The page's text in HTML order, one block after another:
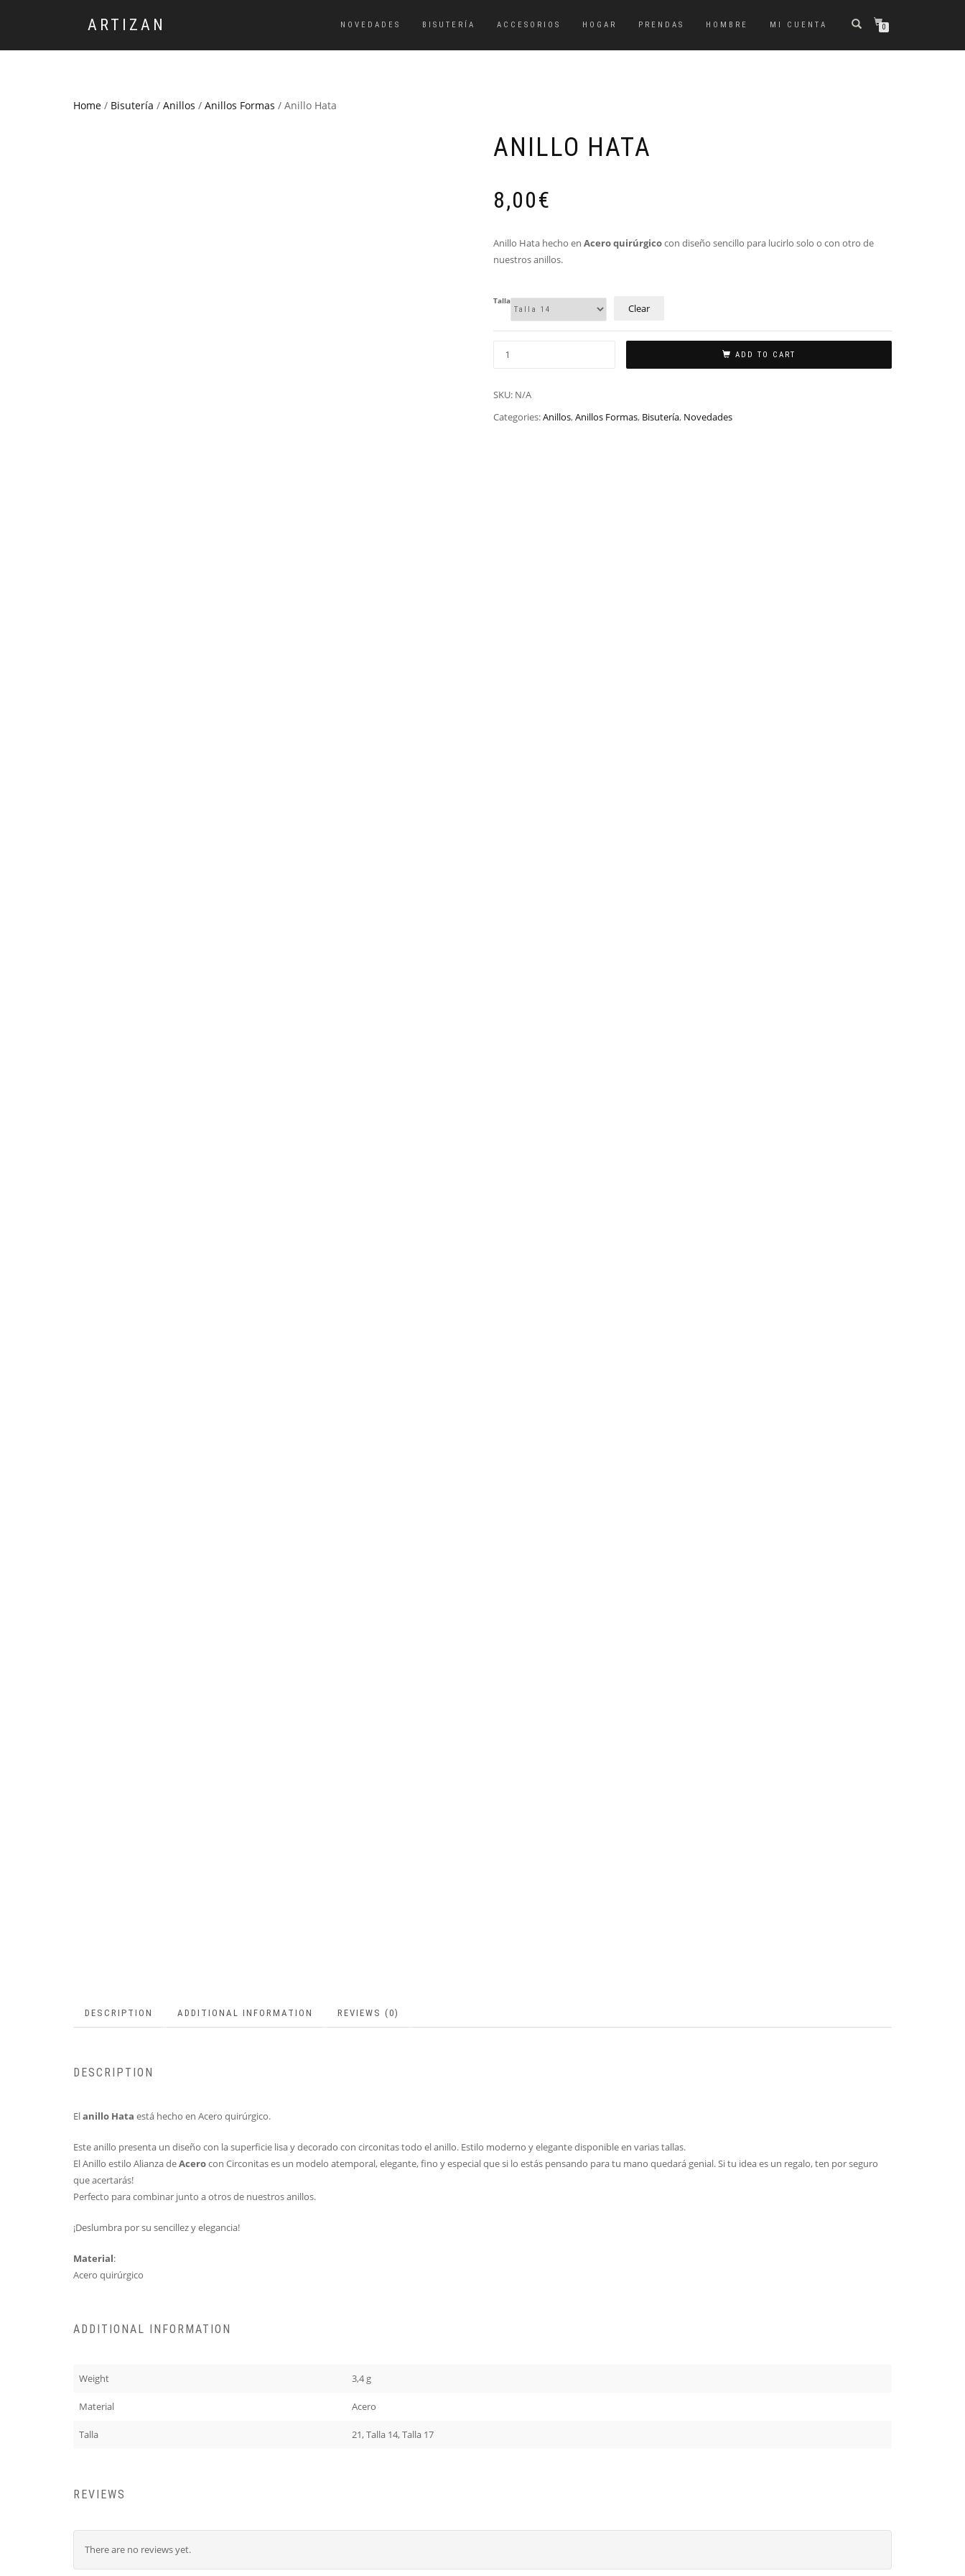
ARTIZAN NOVEDADES BISUTERÍA ACCESORIOS HOGAR PRENDAS HOMBRE MI CUENTA 0
Home / Bisutería / Anillos / Anillos Formas / Anillo Hata
ANILLO HATA
8,00€
Anillo Hata hecho en Acero quirúrgicocon diseño sencillo para lucirlo solo o con otro de
nuestros anillos.
Talla
Clear
ADD TO CART
SKU: N/A
Categories:Anillos,Anillos Formas, Bisutería, Novedades
DESCRIPTION ADDITIONAL INFORMATION REVIEWS (0)
DESCRIPTION
Elanillo Hata está hecho en Acero quirúrgico.
Este anillo presenta un diseño con la superficie lisa y decorado con circonitas todo el anillo. Estilo moderno y elegante disponible en varias tallas.
El Anillo estilo Alianza deAcerocon Circonitas es un modelo atemporal, elegante, fino y especial que si lo estás pensando para tu mano quedará genial. Si tu idea es un regalo, ten por seguro
que acertarás!
Perfecto para combinar junto a otros de nuestros anillos.
¡Deslumbra por su sencillez y elegancia!
Material:
Acero quirúrgico
ADDITIONAL INFORMATION
Weight 3,4 g
Material Acero
Talla 21, Talla 14, Talla 17
REVIEWS
There are no reviews yet.